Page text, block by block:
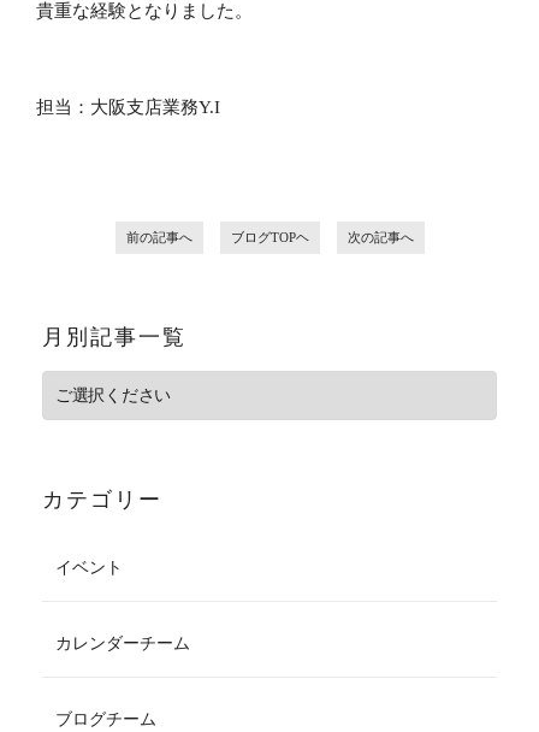
貴重な経験となりました。
担当：大阪支店業務Y.I
前の記事へ ブログTOPヘ 次の記事へ
月別記事一覧
カテゴリー
イベント
カレンダーチーム
ブログチーム